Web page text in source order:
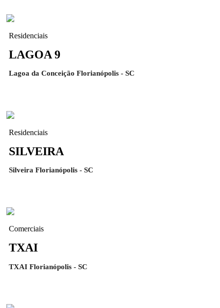
Residenciais
LAGOA 9
Lagoa da Conceição Florianópolis - SC
Residenciais
SILVEIRA
Silveira Florianópolis - SC
Comerciais
TXAI
TXAI Florianópolis - SC